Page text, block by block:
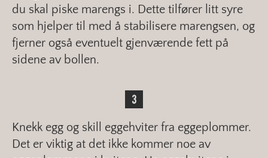
du skal piske marengs i. Dette tilfører litt syre
som hjelper til med å stabilisere marengsen, og
fjerner også eventuelt gjenværende fett på
sidene av bollen.
Knekk egg og skill eggehviter fra eggeplommer.
Det er viktig at det ikke kommer noe av